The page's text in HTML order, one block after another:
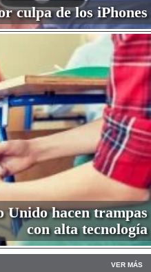
culpa de los iPhones
Unido hacen trampas
con alta tecnología
VER MÁS